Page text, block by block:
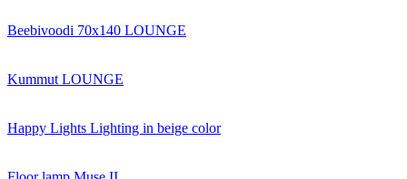
Beebivoodi 70x140 LOUNGE
Kummut LOUNGE
Happy Lights Lighting in beige color